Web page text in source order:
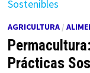
AGRICULTURA/
Prácticas